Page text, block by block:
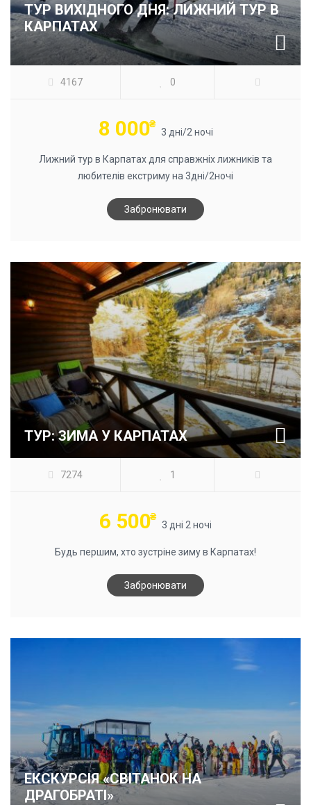
ТУР ВИХІДНОГО ДНЯ: ЛИЖНИЙ ТУР В
КАРПАТАХ
4167 0
8 000₴
3 дні/2 ночі
Лижний тур в Карпатах для справжніх лижників та
любителів екстриму на 3дні/2ночі
Забронювати
ТУР: ЗИМА У КАРПАТАХ
7274 1
6 500₴
3 дні 2 ночі
Будь першим, хто зустріне зиму в Карпатах!
Забронювати
ЕКСКУРСІЯ «СВІТАНОК НА
ДРАГОБРАТІ»